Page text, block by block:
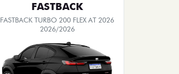
FASTBACK
FASTBACK TURBO 200 FLEX AT 2026
2026/2026